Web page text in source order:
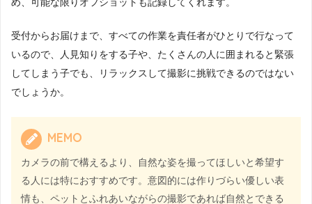
受付からお届けまで、すべての作業を責任者がひとりで行なって
いるので、人見知りをする子や、たくさんの人に囲まれると緊張
してしまう子でも、リラックスして撮影に挑戦できるのではない
でしょうか。
MEMO
カメラの前で構えるより、自然な姿を撮ってほしいと希望す
る人には特におすすめです。意図的には作りづらい優しい表
情も、ペットとふれあいながらの撮影であれば自然とできる